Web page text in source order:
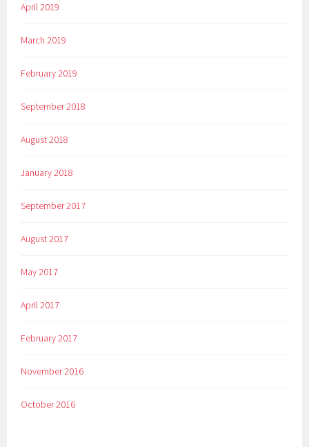
April 2019
March 2019
February 2019
September 2018
August 2018
January 2018
September 2017
August 2017
May 2017
April 2017
February 2017
November 2016
October 2016